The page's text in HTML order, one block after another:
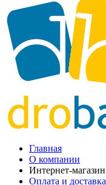
Главная
О компании
Интернет-магазин
Оплата и доставка